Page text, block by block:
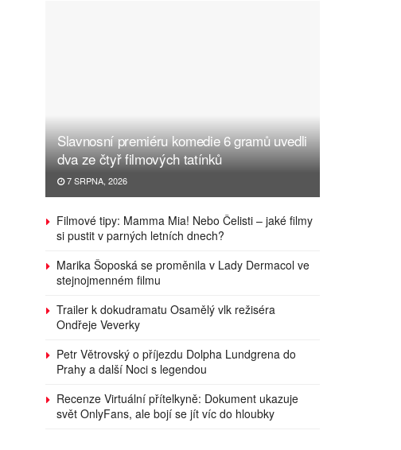
Slavnosní premiéru komedie 6 gramů uvedli
dva ze čtyř filmových tatínků
7 SRPNA, 2026
Filmové tipy: Mamma Mia! Nebo Čelisti – jaké filmy
si pustit v parných letních dnech?
Marika Šoposká se proměnila v Lady Dermacol ve
stejnojmenném filmu
Trailer k dokudramatu Osamělý vlk režiséra
Ondřeje Veverky
Petr Větrovský o příjezdu Dolpha Lundgrena do
Prahy a další Noci s legendou
Recenze Virtuální přítelkyně: Dokument ukazuje
svět OnlyFans, ale bojí se jít víc do hloubky